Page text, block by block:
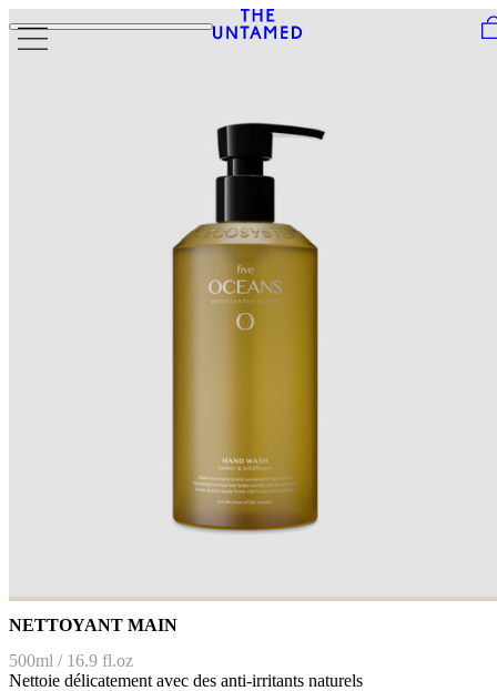
NETTOYANT MAIN
500ml / 16.9 fl.oz
Nettoie délicatement avec des anti-irritants naturels